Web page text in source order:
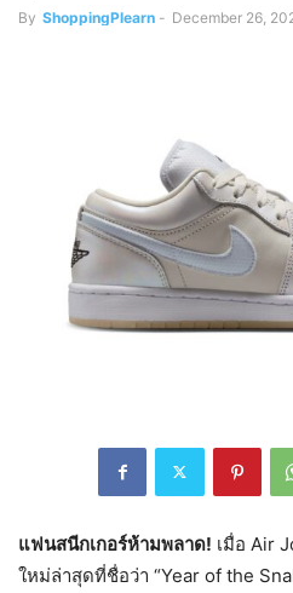
By ShoppingPlearn - December 26,
แฟนสนีกเกอร์ห้ามพลาด! เมื่อ Air
ใหม่ล่าสุดที่ชื่อว่า “Year of the